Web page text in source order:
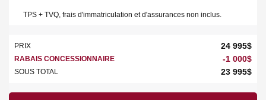
TPS + TVQ, frais d'immatriculation et d'assurances non inclus.
PRIX 24 995$
RABAIS CONCESSIONNAIRE -1 000$
SOUS TOTAL 23 995$